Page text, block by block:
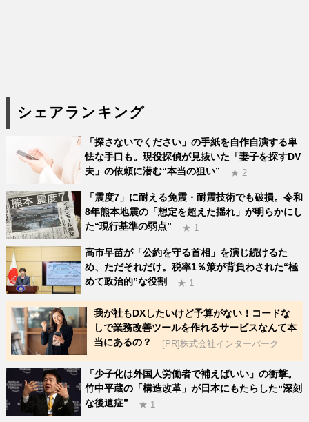
シェアランキング
「探さないでください」の手紙を自作自演する卑
怯な手口も。現役探偵が見抜いた「妻子を探すDV
夫」の依頼に潜む“本当の狙い”
★ 2
「震度7」に耐える免震・耐震技術でも破損。令和
8年熊本地震の「想定を超えた揺れ」が明らかにし
た“現行基準の弱点”
★ 1
高市早苗が「公約を守る首相」を演じ続けるた
め、ただそれだけ。税率1％策が背負わされた“極
めて政治的”な役割
★ 1
我が社もDXしたいけど予算がない！コードな
しで業務改善ツールを作れるサービスなんて本
当にあるの？
[PR]株式会社インターパーク
「少子化は外国人労働者で補えばいい」の衝撃。
竹中平蔵の「構造改革」が日本にもたらした“深刻
な後遺症”
★ 1